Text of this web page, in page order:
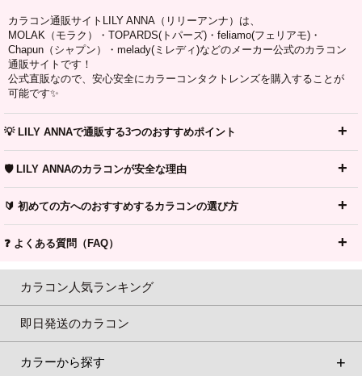
カラコン通販サイトLILY ANNA（リリーアンナ）は、
MOLAK（モラク）・TOPARDS(トパーズ)・feliamo(フェリアモ)・
Chapun（シャプン）・melady(ミレディ)などのメーカー公式のカラコン
通販サイトです！
公式直販なので、安心安全にカラーコンタクトレンズを購入することが
可能です✨
💡 LILY ANNAで通販する3つのおすすめポイント
🛡️ LILY ANNAのカラコンが安全な理由
🔰 初めての方へのおすすめするカラコンの選び方
❓ よくある質問（FAQ）
カラコン人気ランキング
即日発送のカラコン
カラーから探す